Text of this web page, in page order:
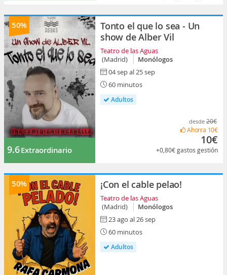
50%
9.6Extraordinario
Tonto el que lo sea - Un
show de Alber Vil
Teatro de las Aguas
(Madrid)
Monólogos
04 sep al 25 sep
60 minutos
Adultos
desde 20€
Ahorra 10€
10€
+0,80€gastos gestión
50% ¡Con el cable pelao!
Teatro de las Aguas
(Madrid)
Monólogos
23 ago al 26 sep
60 minutos
Adultos